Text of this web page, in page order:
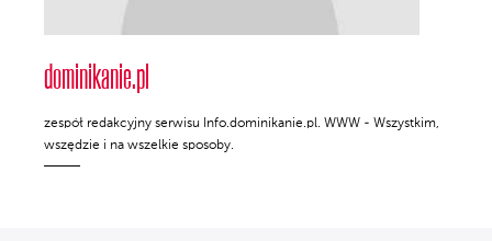
dominikanie.pl
zespół redakcyjny serwisu Info.dominikanie.pl. WWW - Wszystkim,
wszędzie i na wszelkie sposoby.